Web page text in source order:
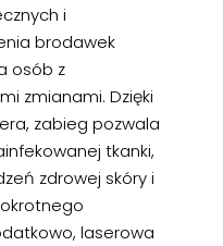
i
brodawek
osób z
zmianami. Dzięki
zabieg pozwala
tkanki,
zdrowej skóry i
laserowa